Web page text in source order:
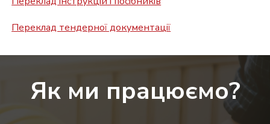
Переклад тендерної документації
Як ми працюємо?